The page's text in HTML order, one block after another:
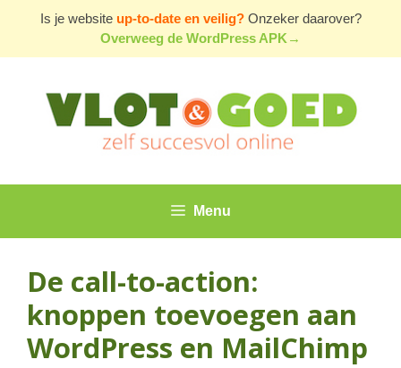
de
Is je website up-to-date en veilig? Onzeker daarover?
Overweeg de WordPress APK→
Menu
De call-to-action:
knoppen toevoegen aan
WordPress en MailChimp